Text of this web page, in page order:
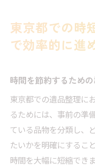
東京都での時
で効率的に進
時間を節約するため
東京都での遺品整理に
るためには、事前の準
ている品物を分類し、
たいかを明確にするこ
時間を大幅に短縮でき